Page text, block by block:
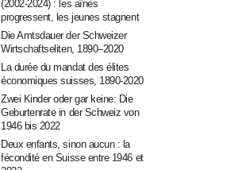
(2002-2024) : les aînés
progressent, les jeunes stagnent
Die Amtsdauer der Schweizer
Wirtschaftseliten, 1890–2020
La durée du mandat des élites
économiques suisses, 1890-2020
Zwei Kinder oder gar keine: Die
Geburtenrate in der Schweiz von
1946 bis 2022
Deux enfants, sinon aucun : la
fécondité en Suisse entre 1946 et